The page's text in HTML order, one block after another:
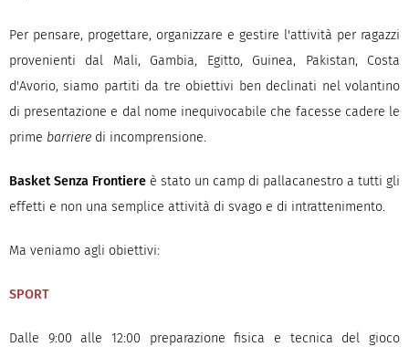
Per pensare, progettare, organizzare e gestire l'attività per ragazzi
provenienti dal Mali, Gambia, Egitto, Guinea, Pakistan, Costa
d'Avorio, siamo partiti da tre obiettivi ben declinati nel volantino
di presentazione e dal nome inequivocabile che facesse cadere le
prime barriere di incomprensione.
Basket Senza Frontiere è stato un camp di pallacanestro a tutti gli
effetti e non una semplice attività di svago e di intrattenimento.
Ma veniamo agli obiettivi:
SPORT
Dalle 9:00 alle 12:00 preparazione fisica e tecnica del gioco